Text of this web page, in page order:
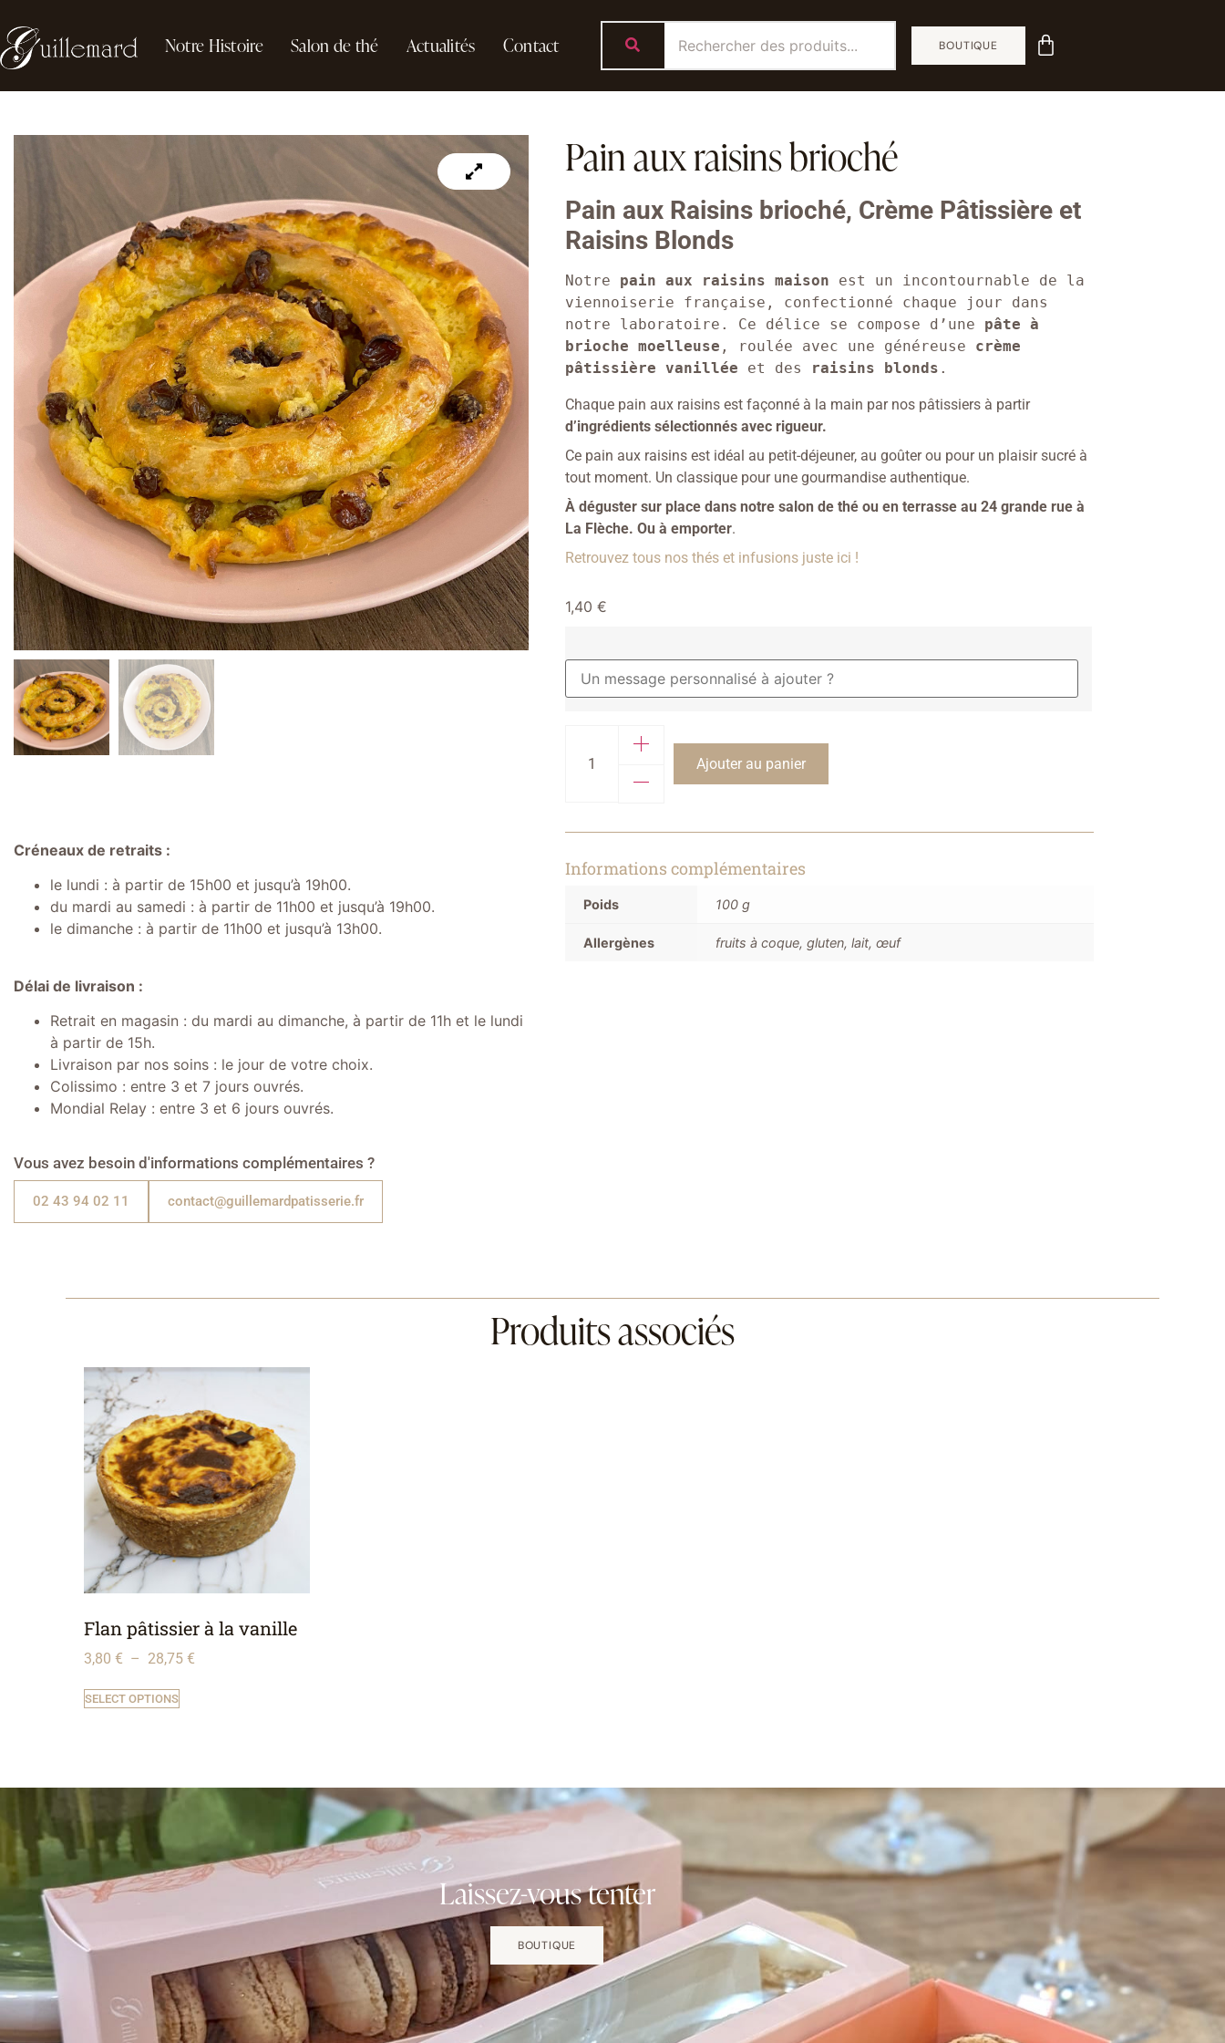
Notre Histoire Salon de thé Actualités Contact BOUTIQUE
Créneaux de retraits :
le lundi : à partir de 15h00 et jusqu’à 19h00.
du mardi au samedi : à partir de 11h00 et jusqu’à 19h00.
le dimanche : à partir de 11h00 et jusqu’à 13h00.
Délai de livraison :
Retrait en magasin : du mardi au dimanche, à partir de 11h et le lundi
à partir de 15h.
Livraison par nos soins : le jour de votre choix.
Colissimo : entre 3 et 7 jours ouvrés.
Mondial Relay : entre 3 et 6 jours ouvrés.
Vous avez besoin d'informations complémentaires ?
02 43 94 02 11 contact@guillemardpatisserie.fr
Pain aux raisins brioché
Pain aux Raisins brioché, Crème Pâtissière et
Raisins Blonds
Notre pain aux raisins maison est un incontournable de la
viennoiserie française, confectionné chaque jour dans
notre laboratoire. Ce délice se compose d’une pâte à
brioche moelleuse , roulée avec une généreuse crème
pâtissière vanillée et des raisins blonds .
Chaque pain aux raisins est façonné à la main par nos pâtissiers à partir
d’ingrédients sélectionnés avec rigueur.
Ce pain aux raisins est idéal au petit-déjeuner, au goûter ou pour un plaisir sucré à
tout moment. Un classique pour une gourmandise authentique.
À déguster sur place dans notre salon de thé ou en terrasse au 24 grande rue à
La Flèche. Ou à emporter.
Retrouvez tous nos thés et infusions juste ici !
1,40 €
Ajouter au panier
Informations complémentaires
Poids 100 g
Allergènes fruits à coque, gluten, lait, œuf
Produits associés
Flan pâtissier à la vanille
3,80 € – 28,75 €
SELECT OPTIONS
Laissez-vous tenter
BOUTIQUE